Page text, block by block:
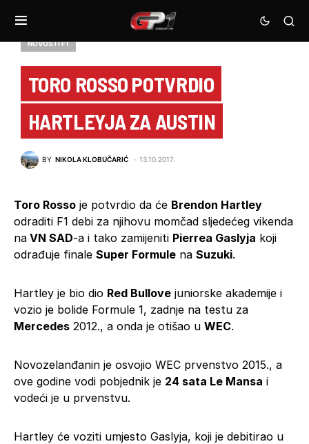
NOVOSTI F1
TORO ROSSO POTVRDIO
HARTLEYJA ZA AUSTIN
BY NIKOLA KLOBUČARIĆ 13.10.2017.
Toro Rosso je potvrdio da će Brendon Hartley
odraditi F1 debi za njihovu momčad sljedećeg vikenda
na VN SAD-a i tako zamijeniti Pierrea Gaslyja koji
odrađuje finale Super Formule na Suzuki.
Hartley je bio dio Red Bullove juniorske akademije i
vozio je bolide Formule 1, zadnje na testu za
Mercedes 2012., a onda je otišao u WEC.
Novozelanđanin je osvojio WEC prvenstvo 2015., a
ove godine vodi pobjednik je 24 sata Le Mansa i
vodeći je u prvenstvu.
Hartley će voziti umjesto Gaslyja, koji je debitirao u